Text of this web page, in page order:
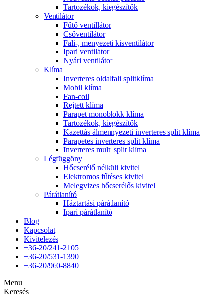
Tartozékok, kiegészítők
Ventilátor
Fűtő ventillátor
Csőventilátor
Fali-, menyezeti kisventilátor
Ipari ventilátor
Nyári ventilátor
Klíma
Inverteres oldalfali splitklíma
Mobil klíma
Fan-coil
Rejtett klíma
Parapet monoblokk klíma
Tartozékok, kiegészítők
Kazettás álmennyezeti inverteres split klíma
Parapetes inverteres split klíma
Inverteres multi split klíma
Légfüggöny
Hőcserélő nélküli kivitel
Elektromos fűtéses kivitel
Melegvizes hőcserélős kivitel
Párátlanító
Háztartási párátlanító
Ipari párátlanító
Blog
Kapcsolat
Kivitelezés
+36-20/241-2105
+36-20/531-1390
+36-20/960-8840
Menu
Keresés